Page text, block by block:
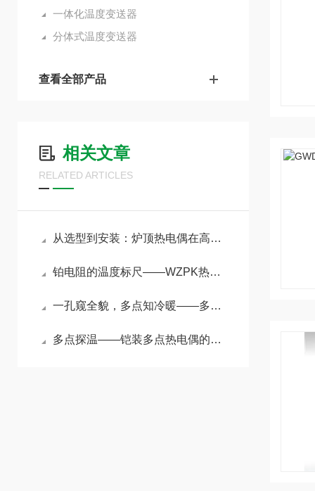
一体化温度变送器
分体式温度变送器
查看全部产品
相关文章
RELATED ARTICLES
从选型到安装：炉顶热电偶在高温恶劣环境中的可靠设计与工程实践
铂电阻的温度标尺——WZPK热电阻原理与精密测温应用
一孔窥全貌，多点知冷暖——多点热电偶实现反应器与储罐的立体测温
多点探温——铠装多点热电偶的原理与选型指南